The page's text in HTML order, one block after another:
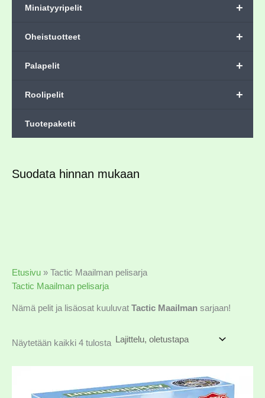
+
Miniatyyripelit
+
Oheistuotteet
+
Palapelit
+
Roolipelit
Tuotepaketit
Suodata hinnan mukaan
Etusivu » Tactic Maailman pelisarja
Tactic Maailman pelisarja
Nämä pelit ja lisäosat kuuluvat Tactic Maailman sarjaan!
Näytetään kaikki 4 tulosta